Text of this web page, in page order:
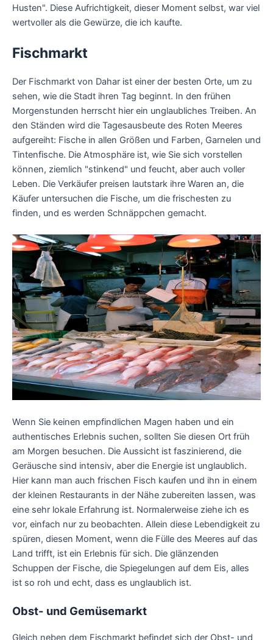
Husten". Diese Aufrichtigkeit, dieser Moment selbst, war viel
wertvoller als die Gewürze, die ich kaufte.
Fischmarkt
Der Fischmarkt von Dahar ist einer der besten Orte, um zu
sehen, wie die Stadt ihren Tag beginnt. In den frühen
Morgenstunden herrscht hier ein unglaubliches Treiben. An
den Ständen wird die Tagesausbeute des Roten Meeres
aufgereiht: Fische in allen Größen und Farben, Garnelen und
Tintenfische. Die Atmosphäre ist, wie Sie sich vorstellen
können, ziemlich "stinkend" und feucht, aber auch voller
Leben. Die Verkäufer preisen lautstark ihre Waren an, die
Käufer untersuchen die Fische, um die frischesten zu
finden, und es werden Schnäppchen gemacht.
Wenn Sie keinen empfindlichen Magen haben und ein
authentisches Erlebnis suchen, sollten Sie diesen Ort früh
am Morgen besuchen. Die Aussicht ist faszinierend, die
Geräusche sind intensiv, aber die Energie ist unglaublich.
Hier kann man auch frischen Fisch kaufen und ihn in einem
der kleinen Restaurants in der Nähe zubereiten lassen, was
eine sehr lokale Erfahrung ist. Normalerweise ziehe ich es
vor, einfach nur zu beobachten. Allein diese Lebendigkeit zu
spüren, diesen Moment, wenn die Fülle des Meeres auf das
Land trifft, ist ein Erlebnis für sich. Die glänzenden
Schuppen der Fische, die Spiegelungen auf dem Eis, alles
ist so roh und echt, dass es unglaublich ist.
Obst- und Gemüsemarkt
Gleich neben dem Fischmarkt befindet sich der Obst- und